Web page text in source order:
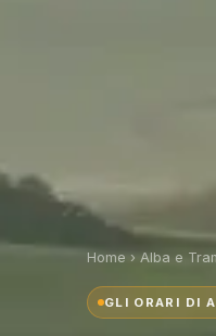
Home › Alba e
GLI ORARI DI